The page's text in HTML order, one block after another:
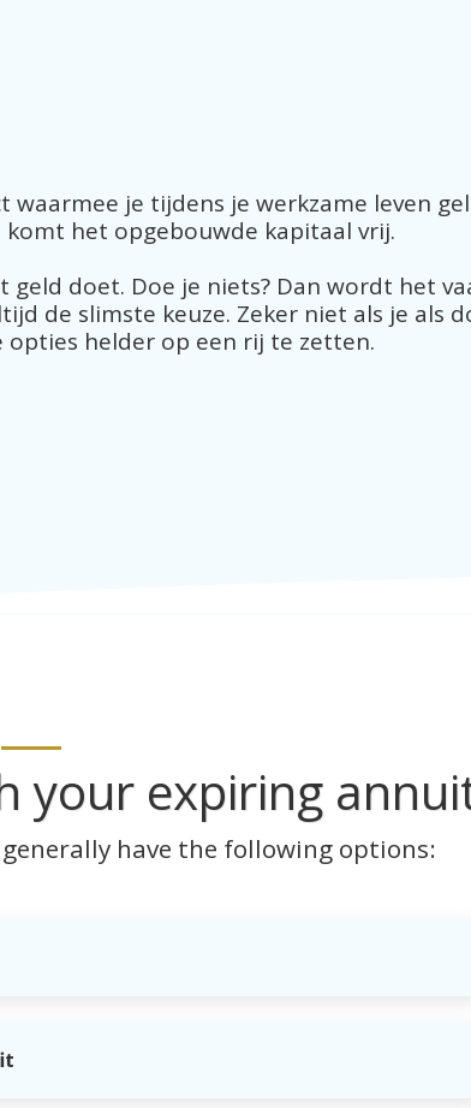
je tijdens je werkzame leven
het opgebouwde kapitaal vrij.
doet. Doe je niets? Dan wordt het
de slimste keuze. Zeker niet als je als
helder op een rij te zetten.
your expiring
have the following options: